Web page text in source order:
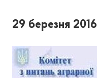
29 березня 2016